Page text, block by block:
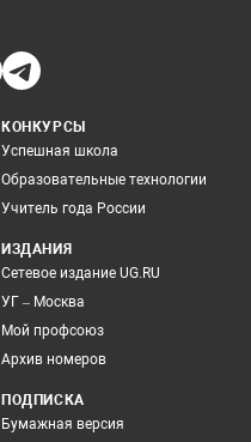
КОНКУРСЫ
Успешная школа
Образовательные технологии
Учитель года России
ИЗДАНИЯ
Сетевое издание UG.RU
УГ – Москва
Мой профсоюз
Архив номеров
ПОДПИСКА
Бумажная версия